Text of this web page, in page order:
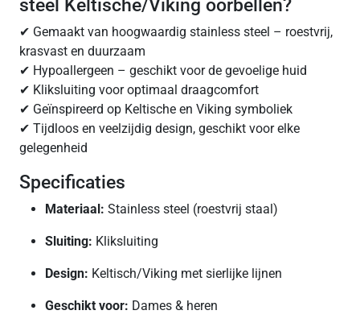
steel Keltische/Viking oorbellen?
✔ Gemaakt van hoogwaardig stainless steel – roestvrij,
krasvast en duurzaam
✔ Hypoallergeen – geschikt voor de gevoelige huid
✔ Kliksluiting voor optimaal draagcomfort
✔ Geïnspireerd op Keltische en Viking symboliek
✔ Tijdloos en veelzijdig design, geschikt voor elke
gelegenheid
Specificaties
Materiaal: Stainless steel (roestvrij staal)
Sluiting: Kliksluiting
Design: Keltisch/Viking met sierlijke lijnen
Geschikt voor: Dames & heren